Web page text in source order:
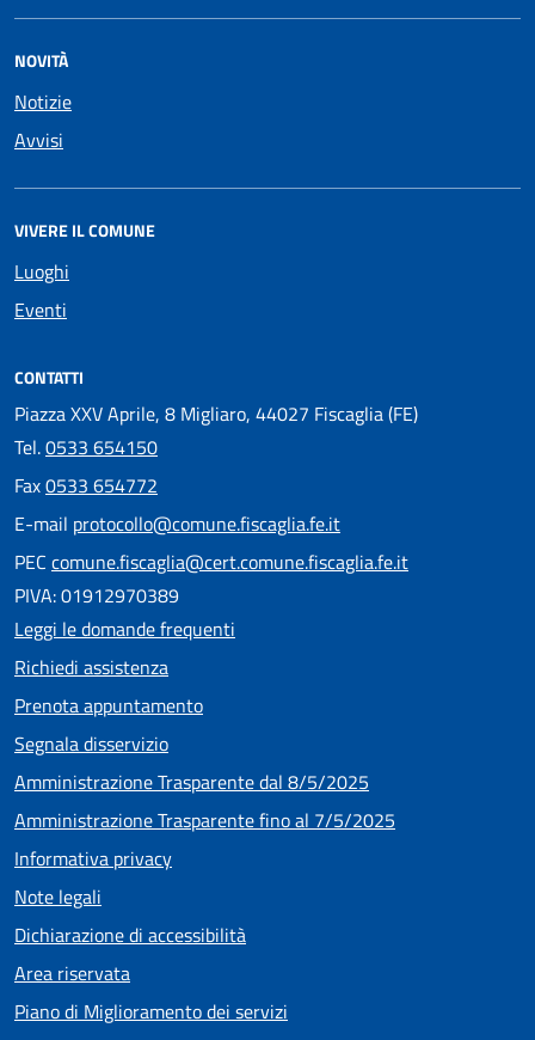
NOVITÀ
Notizie
Avvisi
VIVERE IL COMUNE
Luoghi
Eventi
CONTATTI
Piazza XXV Aprile, 8 Migliaro, 44027 Fiscaglia (FE)
Tel.0533 654150
Fax0533 654772
E-mail protocollo@comune.fiscaglia.fe.it
PEC comune.fiscaglia@cert.comune.fiscaglia.fe.it
PIVA: 01912970389
Leggi le domande frequenti
Richiedi assistenza
Prenota appuntamento
Segnala disservizio
Amministrazione Trasparente dal 8/5/2025
Amministrazione Trasparente fino al 7/5/2025
Informativa privacy
Note legali
Dichiarazione di accessibilità
Area riservata
Piano di Miglioramento dei servizi